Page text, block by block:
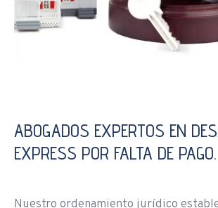
ABOGADOS EXPERTOS EN
EXPRESS POR FALTA DE PAGO.
Nuestro ordenamiento jurídico